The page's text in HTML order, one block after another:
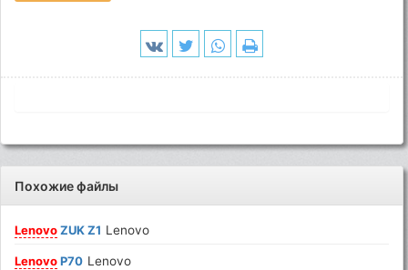
Похожие файлы
LenovoZUK Z1 Lenovo
LenovoP70 Lenovo